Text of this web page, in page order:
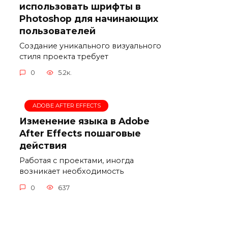
использовать шрифты в
Photoshop для начинающих
пользователей
Создание уникального визуального
стиля проекта требует
0 5.2к.
ADOBE AFTER EFFECTS
Изменение языка в Adobe
After Effects пошаговые
действия
Работая с проектами, иногда
возникает необходимость
0 637